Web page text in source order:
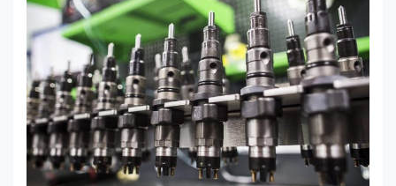
виде занятости, работа на стройке в Берлине
имеет свои плюсы и минусы. 1. […]